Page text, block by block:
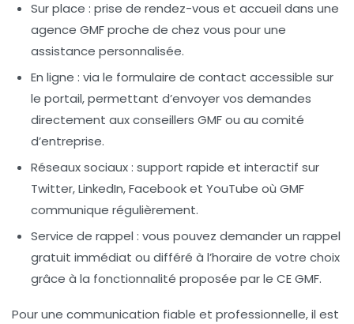
Sur place : prise de rendez-vous et accueil dans une
agence GMF proche de chez vous pour une
assistance personnalisée.
En ligne : via le formulaire de contact accessible sur
le portail, permettant d’envoyer vos demandes
directement aux conseillers GMF ou au comité
d’entreprise.
Réseaux sociaux: support rapide et interactif sur
Twitter, LinkedIn, Facebook et YouTube où GMF
communique régulièrement.
Service de rappel : vous pouvez demander un rappel
gratuit immédiat ou différé à l’horaire de votre choix
grâce à la fonctionnalité proposée par le CE GMF.
Pour une communication fiable et professionnelle, il est